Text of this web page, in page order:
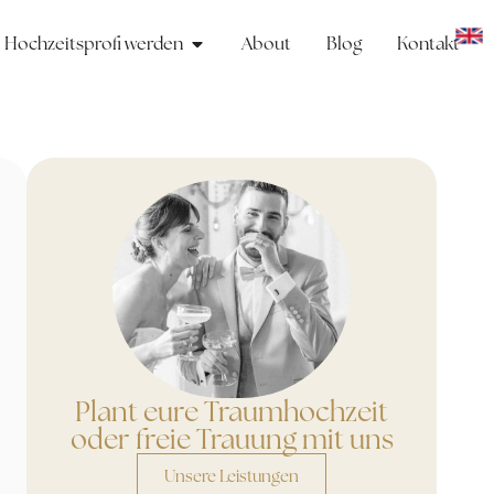
Hochzeitsprofi werden About Blog Kontakt
Plant eure Traumhochzeit
oder freie Trauung mit uns
Unsere Leistungen